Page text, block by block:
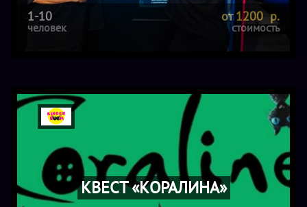
1-10
человек
от 1200 р.
стоимость
КВЕСТ «КОРАЛИНА»